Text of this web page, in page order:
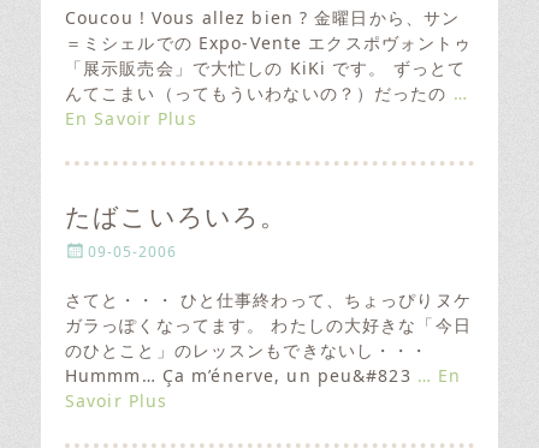
s
o
n
Coucou ! Vous allez bien ? 金曜日から、サン
＝ミシェルでの Expo-Vente エクスポヴォントゥ
「展示販売会」で大忙しの KiKi です。 ずっとて
んてこまい（ってもういわないの？）だったの …
En Savoir Plus
たばこいろいろ。
P
s
t
e
d
o
n
09-05-2006
さてと・・・ ひと仕事終わって、ちょっぴりヌケ
ガラっぽくなってます。 わたしの大好きな「今日
のひとこと」のレッスンもできないし・・・
Hummm… Ça m’énerve, un peu&#823 … En
Savoir Plus